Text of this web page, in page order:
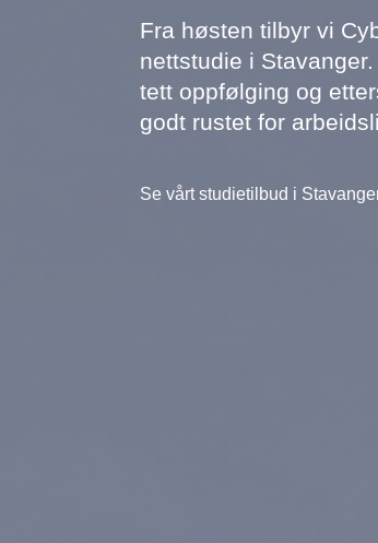
Fra høsten tilbyr vi
nettstudie i
tett oppfølging og
godt rustet for
Se vårt studietilbud i